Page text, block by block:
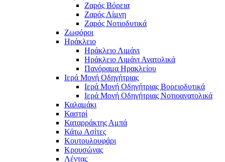
Ζαρός Βόρεια
Ζαρός Λίμνη
Ζαρός Νοτιοδυτικά
Ζωφόροι
Ηράκλειο
Ηράκλειο Λιμάνι
Ηράκλειο Λιμάνι Ανατολικά
Πανόραμα Ηρακλείου
Ιερά Μονή Οδηγήτριας
Ιερά Μονή Οδηγήτριας Βορειοδυτικά
Ιερά Μονή Οδηγήτριας Νοτιοανατολικά
Καλαμάκι
Καστρί
Καταρράκτης Αμπά
Κάτω Ασίτες
Κουτουλουφάρι
Κρουσώνας
Λέντας